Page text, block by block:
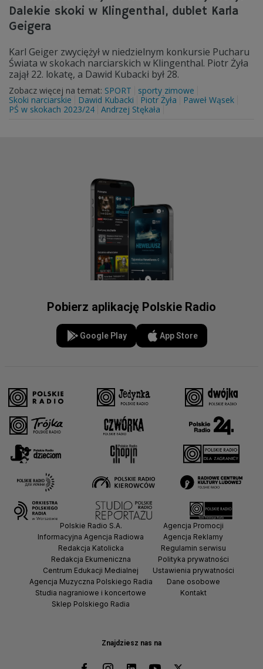
Dalekie skoki w Klingenthal, dublet Karla
Geigera
Karl Geiger zwyciężył w niedzielnym konkursie Pucharu
Świata w skokach narciarskich w Klingenthal. Piotr Żyła
zajął 22. lokatę, a Dawid Kubacki był 28.
Zobacz więcej na temat: SPORT
sporty zimowe
Skoki narciarskie
Dawid Kubacki Piotr Żyła
Paweł Wąsek
PŚ w skokach 2023/24 Andrzej Stękała
Pobierz aplikację Polskie Radio
Google Play App Store
Znajdziesz nas na
Polskie Radio S.A.
Informacyjna Agencja Radiowa
Redakcja Katolicka
Redakcja Ekumeniczna
Centrum Edukacji Medialnej
Agencja Muzyczna Polskiego Radia
Studia nagraniowe i koncertowe
Sklep Polskiego Radia
Agencja Promocji
Agencja Reklamy
Regulamin serwisu
Polityka prywatności
Ustawienia prywatności
Dane osobowe
Kontakt